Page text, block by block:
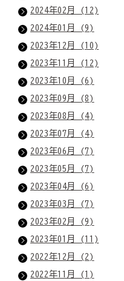
2024年02月 (12)
2024年01月 (9)
2023年12月 (10)
2023年11月 (12)
2023年10月 (6)
2023年09月 (8)
2023年08月 (4)
2023年07月 (4)
2023年06月 (7)
2023年05月 (7)
2023年04月 (6)
2023年03月 (7)
2023年02月 (9)
2023年01月 (11)
2022年12月 (2)
2022年11月 (1)